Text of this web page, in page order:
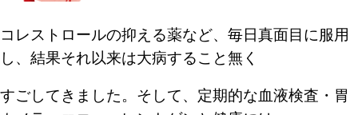
コレストロールの抑える薬など、毎日真面目に服用
し、結果それ以来は大病すること無く
すごしてきました。そして、定期的な血液検査 ・胃